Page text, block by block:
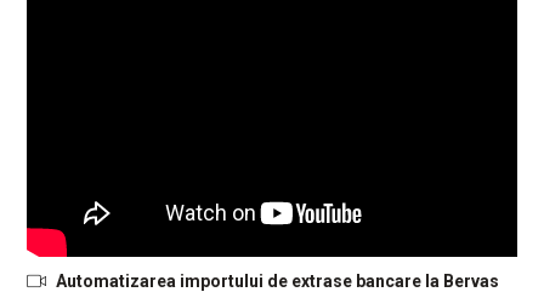
Automatizarea importului de extrase bancare la Bervas